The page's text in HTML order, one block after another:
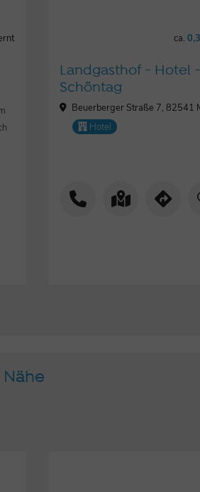
ca.
Landgasthof - Hotel -
Schöntag
Beuerberger Straße 7, 82541
Hotel